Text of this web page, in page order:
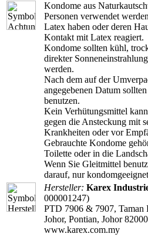
Kondome aus
Personen verwendet
Latex haben oder deren
Kontakt mit Latex reagiert.
Kondome sollten kühl,
direkter
werden.
Nach dem auf der
angegebenen Datum
benutzen.
Kein Verhütungsmittel
gegen die Ansteckung mit
Krankheiten oder vor
Gebrauchte Kondome
Toilette oder in die
Wenn Sie Gleitmittel
darauf, nur
Hersteller: Karex
000001247)
PTD 7906 & 7907, Taman
Johor, Pontian, Johor
www.karex.com.my